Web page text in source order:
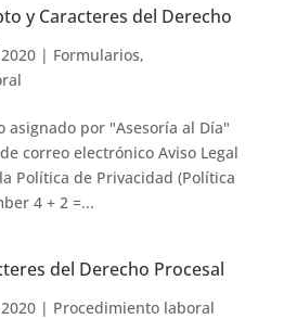
y Caracteres del Derecho
| Formularios,
asignado por "Asesoría al Día"
correo electrónico Aviso Legal
Política de Privacidad (Política
4 + 2 =...
del Derecho Procesal
| Procedimiento laboral